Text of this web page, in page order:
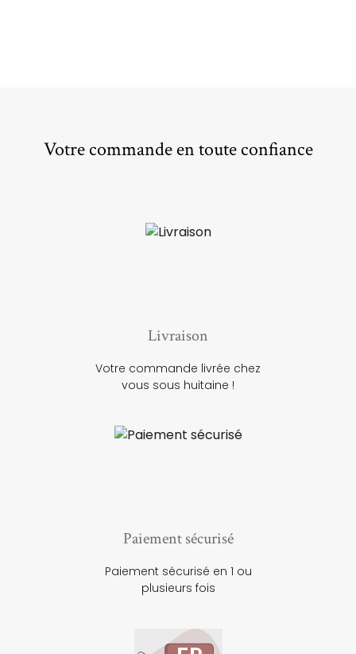
Votre commande en toute confiance
Livraison
Votre commande livrée chez
vous sous huitaine !
Paiement sécurisé
Paiement sécurisé en 1 ou
plusieurs fois